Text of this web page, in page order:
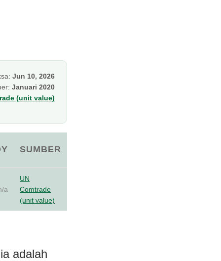
Jun 10, 2026
Januari 2020
(unit value)
SUMBER
a
UN
Comtrade
(unit value)
adalah